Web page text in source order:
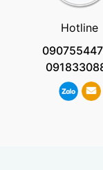
Hotline